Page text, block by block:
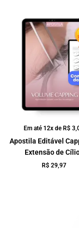
Em até 12x de R$
Apostila Editável
Extensão de
R$29,97